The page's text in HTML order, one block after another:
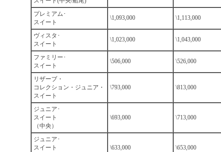
プレミアム･
スイート
\1,093,000 \1,113,000
ヴィスタ･
スイート
\1,023,000 \1,043,000
ファミリー･
スイート
\506,000 \526,000
リザーブ・
コレクション・ジュニア・
スイート
\793,000 \813,000
ジュニア･
スイート
（中央）
\693,000 \713,000
ジュニア･
スイート
\633,000 \653,000